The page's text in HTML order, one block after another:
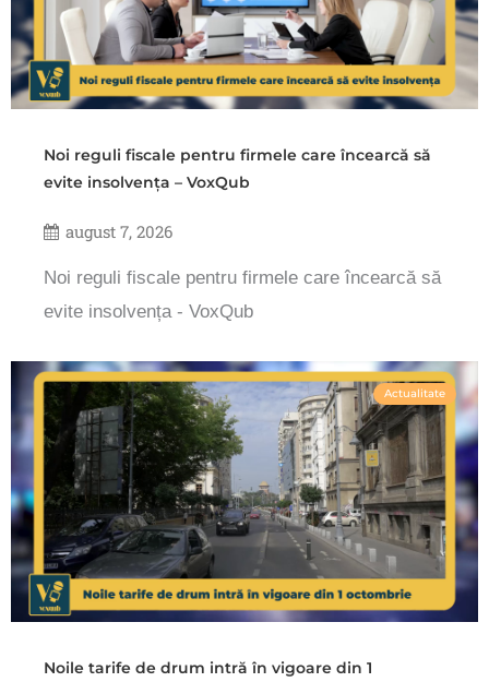
Noi reguli fiscale pentru firmele care încearcă să
evite insolvența – VoxQub
august 7, 2026
Noi reguli fiscale pentru firmele care încearcă să
evite insolvența - VoxQub
Actualitate
Noile tarife de drum intră în vigoare din 1